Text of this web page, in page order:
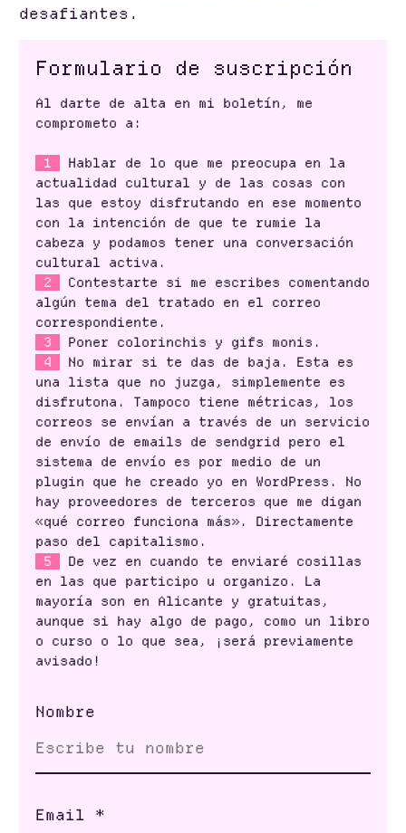
desafiantes.
Formulario de suscripción
Al darte de alta en mi boletín, me
comprometo a:
1
Hablar de lo que me preocupa en la
actualidad cultural y de las cosas con
las que estoy disfrutando en ese momento
con la intención de que te rumie la
cabeza y podamos tener una conversación
cultural activa.
2
Contestarte si me escribes comentando
algún tema del tratado en el correo
correspondiente.
3
Poner colorinchis y gifs monis.
4
No mirar si te das de baja. Esta es
una lista que no juzga, simplemente es
disfrutona. Tampoco tiene métricas, los
correos se envían a través de un servicio
de envío de emails de sendgrid pero el
sistema de envío es por medio de un
plugin que he creado yo en WordPress. No
hay proveedores de terceros que me digan
«qué correo funciona más». Directamente
paso del capitalismo.
5
De vez en cuando te enviaré cosillas
en las que participo u organizo. La
mayoría son en Alicante y gratuitas,
aunque si hay algo de pago, como un libro
o curso o lo que sea, ¡será previamente
avisado!
Nombre
Email *